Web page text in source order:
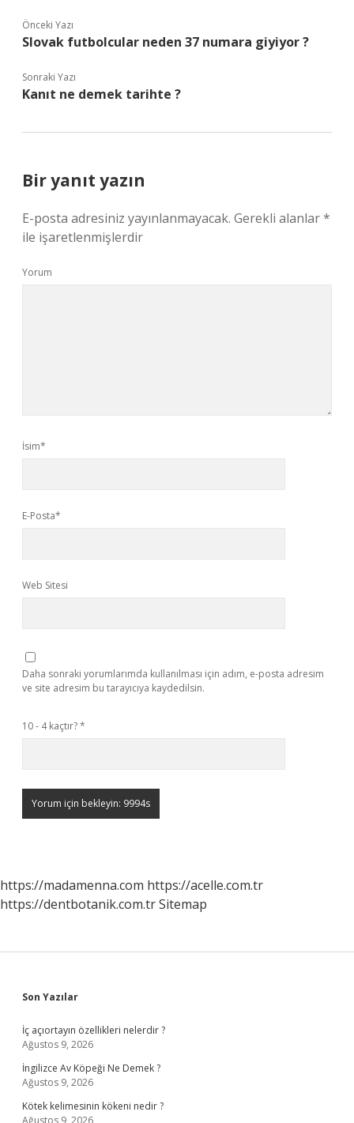
Önceki Yazı
Slovak futbolcular neden 37 numara giyiyor ?
Sonraki Yazı
Kanıt ne demek tarihte ?
Bir yanıt yazın
E-posta adresiniz yayınlanmayacak. Gerekli alanlar*
ile işaretlenmişlerdir
Yorum
İsim*
E-Posta*
Web Sitesi
Daha sonraki yorumlarımda kullanılması için adım, e-posta adresim
ve site adresim bu tarayıcıya kaydedilsin.
10 - 4 kaçtır?*
https://madamenna.com https://acelle.com.tr
https://dentbotanik.com.trSitemap
Sidebar
Son Yazılar
İç açıortayın özellikleri nelerdir ?
Ağustos 9, 2026
İngilizce Av Köpeği Ne Demek ?
Ağustos 9, 2026
Kötek kelimesinin kökeni nedir ?
Ağustos 9, 2026